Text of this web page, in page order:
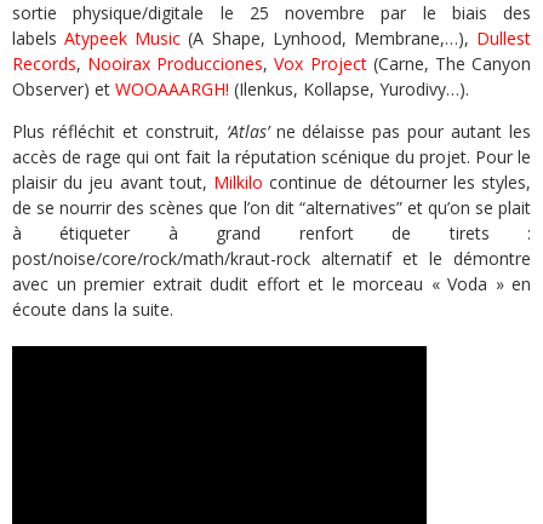
sortie physique/digitale le 25 novembre par le biais des
labelsAtypeek Music (A Shape, Lynhood, Membrane,…), Dullest
Records, Nooirax Producciones,Vox Project(Carne, The Canyon
Observer) et WOOAAARGH! (Ilenkus, Kollapse, Yurodivy…).
Plus réfléchit et construit, ‘Atlas’ne délaisse pas pour autant les
accès de rage qui ont fait la réputation scénique du projet. Pour le
plaisir du jeu avant tout, Milkilo continue de détourner les styles,
de se nourrir des scènes que l’on dit “alternatives” et qu’on se plait
à étiqueter à grand renfort de tirets :
post/noise/core/rock/math/kraut-rock alternatif et le démontre
avec un premier extrait dudit effort et le morceau « Voda » en
écoute dans la suite.